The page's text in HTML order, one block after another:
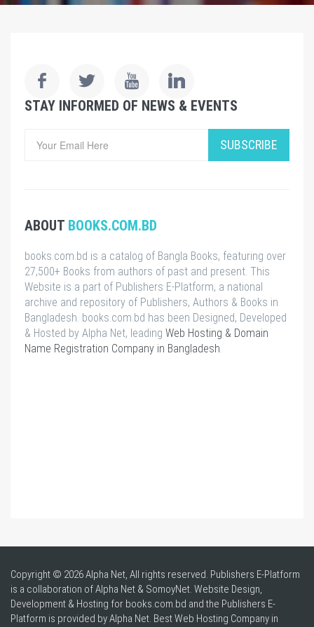
STAY INFORMED OF NEWS & EVENTS
SUBSCRIBE
ABOUT BOOKS.COM.BD
books.com.bd is a catalog of Bangla Books, featuring over
27,500+ Books from authors of past and present. This
Website is a part of Publishers E-Platform, a national
archive and repository of Publishers, Authors & Books in
Bangladesh. books.com.bd has been Designed, Developed
& Hosted by Alpha Net, leading Web Hosting & Domain
Name Registration Company in Bangladesh
Copyright © 2026 Alpha Net, All rights reserved. Publishers E-Platform
is a collaboration of Alpha Net & SomoyNet. Website Design,
Development & Hosting for books.com.bd and the Publishers E-
Platform is provided by Alpha Net. BestWeb Hosting Company in